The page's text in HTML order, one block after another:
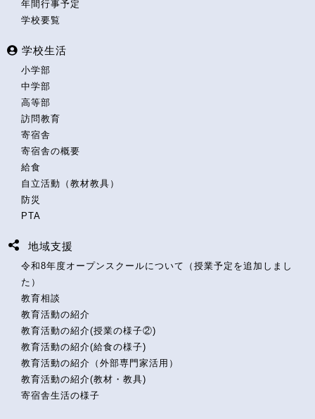
年間行事予定
学校要覧
学校生活
小学部
中学部
高等部
訪問教育
寄宿舎
寄宿舎の概要
給食
自立活動（教材教具）
防災
PTA
地域支援
令和8年度オープンスクールについて（授業予定を追加しまし
た）
教育相談
教育活動の紹介
教育活動の紹介(授業の様子②)
教育活動の紹介(給食の様子)
教育活動の紹介（外部専門家活用）
教育活動の紹介(教材・教具)
寄宿舎生活の様子